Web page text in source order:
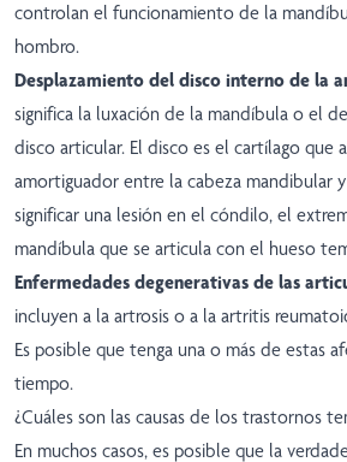
controlan el funcionamiento de la
hombro.
Desplazamiento del disco interno de la
significa la luxación de la mandíbula o el
disco articular. El disco es el cartílago que
amortiguador entre la cabeza mandibular
significar una lesión en el cóndilo, el
mandíbula que se articula con el hueso
Enfermedades degenerativas de las
incluyen a la artrosis o a la artritis
Es posible que tenga una o más de estas
tiempo.
¿Cuáles son las causas de los trastornos
En muchos casos, es posible que la